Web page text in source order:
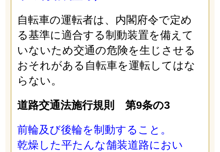
自転車の運転者は、内閣府令で定め
る基準に適合する制動装置を備えて
いないため交通の危険を生じさせる
おそれがある自転車を運転してはな
らない。
道路交通法施行規則 第9条の3
前輪及び後輪を制動すること。
乾燥した平たんな舗装道路におい